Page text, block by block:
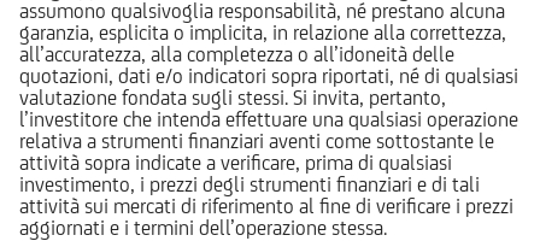
assumono qualsivoglia responsabilità, né prestano alcuna
garanzia, esplicita o implicita, in relazione alla correttezza,
all’accuratezza, alla completezza o all’idoneità delle
quotazioni, dati e/o indicatori sopra riportati, né di qualsiasi
valutazione fondata sugli stessi. Si invita, pertanto,
l’investitore che intenda effettuare una qualsiasi operazione
relativa a strumenti finanziari aventi come sottostante le
attività sopra indicate a verificare, prima di qualsiasi
investimento, i prezzi degli strumenti finanziari e di tali
attività sui mercati di riferimento al fine di verificare i prezzi
aggiornati e i termini dell’operazione stessa.